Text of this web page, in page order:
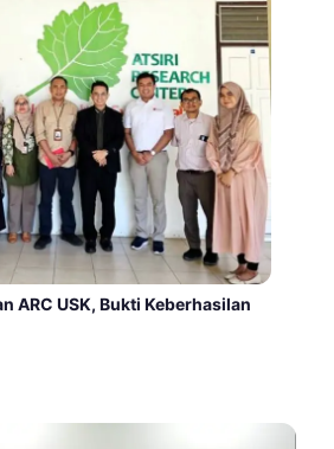
ARC USK, Bukti Keberhasilan